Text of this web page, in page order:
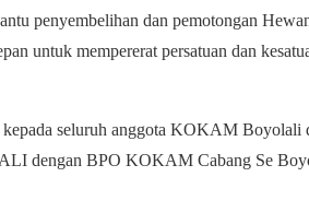
penyembelihan dan pemotongan
untuk mempererat persatuan dan
seluruh anggota KOKAM Boyolali
dengan BPO KOKAM Cabang Se